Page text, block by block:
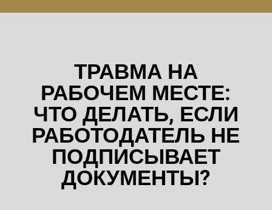
ТРАВМА НА
РАБОЧЕМ МЕСТЕ:
ЧТО ДЕЛАТЬ, ЕСЛИ
РАБОТОДАТЕЛЬ НЕ
ПОДПИСЫВАЕТ
ДОКУМЕНТЫ?